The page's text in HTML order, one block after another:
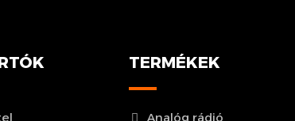
TERMÉKEK
Analóg rádió